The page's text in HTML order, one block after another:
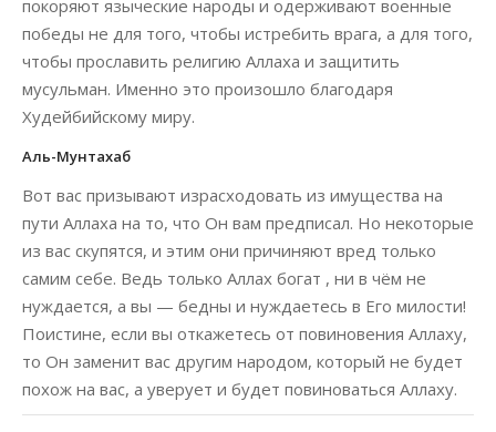
покоряют языческие народы и одерживают военные
победы не для того, чтобы истребить врага, а для того,
чтобы прославить религию Аллаха и защитить
мусульман. Именно это произошло благодаря
Худейбийскому миру.
Аль-Мунтахаб
Вот вас призывают израсходовать из имущества на
пути Аллаха на то, что Он вам предписал. Но некоторые
из вас скупятся, и этим они причиняют вред только
самим себе. Ведь только Аллах богат , ни в чём не
нуждается, а вы — бедны и нуждаетесь в Его милости!
Поистине, если вы откажетесь от повиновения Аллаху,
то Он заменит вас другим народом, который не будет
похож на вас, а уверует и будет повиноваться Аллаху.